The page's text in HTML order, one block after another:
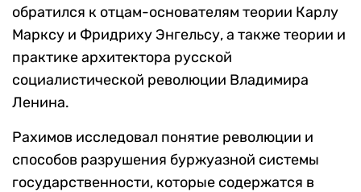
обратился к отцам-основателям теории Карлу
Марксу и Фридриху Энгельсу, а также теории и
практике архитектора русской
социалистической революции Владимира
Ленина.
Рахимов исследовал понятие революции и
способов разрушения буржуазной системы
государственности, которые содержатся в